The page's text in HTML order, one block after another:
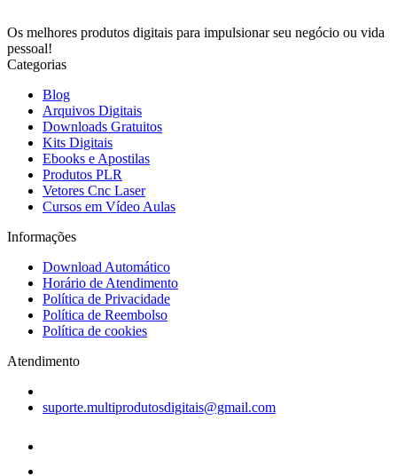
Os melhores produtos digitais para impulsionar seu negócio ou vida
pessoal!
Categorias
Blog
Arquivos Digitais
Downloads Gratuitos
Kits Digitais
Ebooks e Apostilas
Produtos PLR
Vetores Cnc Laser
Cursos em Vídeo Aulas
Informações
Download Automático
Horário de Atendimento
Política de Privacidade
Política de Reembolso
Política de cookies
Atendimento
suporte.multiprodutosdigitais@gmail.com